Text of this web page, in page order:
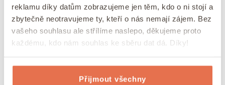
reklamu díky datům zobrazujeme jen těm, kdo o ni stojí a
zbytečně neotravujeme ty, kteří o nás nemají zájem. Bez
vašeho souhlasu ale střílíme naslepo, děkujeme proto
každému, kdo nám souhlas ke sběru dat dá. Díky!
Přijmout všechny